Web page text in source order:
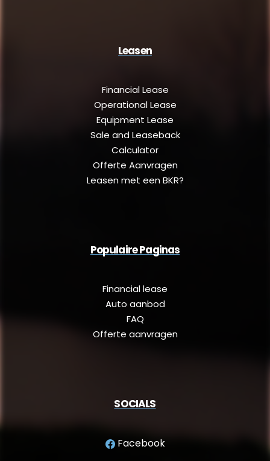
Leasen
Financial Lease
Operational Lease
Equipment Lease
Sale and Leaseback
Calculator
Offerte Aanvragen
Leasen met een BKR?
Populaire Paginas
Financial lease
Auto aanbod
FAQ
Offerte aanvragen
SOCIALS
Facebook